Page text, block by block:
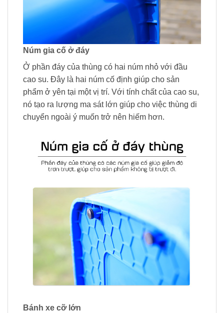
Núm gia cố ở đáy
Ở phần đáy của thùng có hai núm nhỏ với đầu
cao su. Đây là hai núm cố định giúp cho sản
phẩm ở yên tại một vị trí. Với tính chất của cao su,
nó tạo ra lượng ma sát lớn giúp cho việc thùng di
chuyển ngoài ý muốn trở nên hiếm hơn.
Bánh xe cỡ lớn